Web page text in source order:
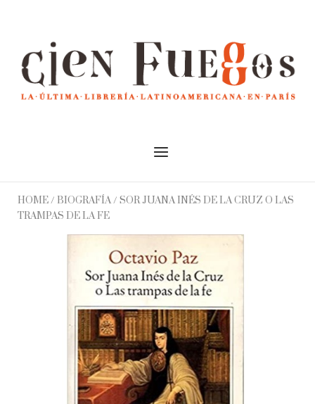
Menu
HOME/ BIOGRAFÍA/ SOR JUANA INÉS DE LA CRUZ O LAS
TRAMPAS DE LA FE